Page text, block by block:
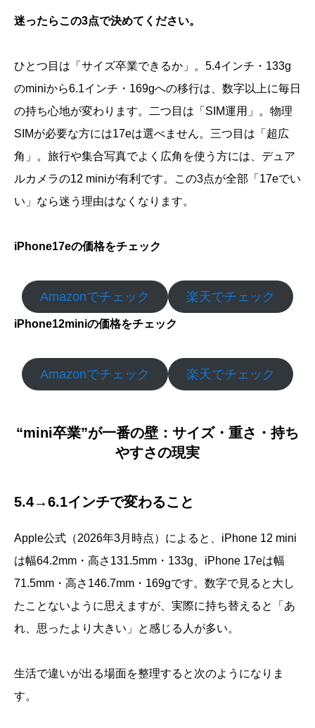
迷ったらこの3点で決めてください。
ひとつ目は「サイズ卒業できるか」。5.4インチ・133g
のminiから6.1インチ・169gへの移行は、数字以上に毎日
の持ち心地が変わります。二つ目は「SIM運用」。物理
SIMが必要な方には17eは選べません。三つ目は「超広
角」。旅行や集合写真でよく広角を使う方には、デュア
ルカメラの12 miniが有利です。この3点が全部「17eでい
い」なら迷う理由はなくなります。
iPhone17eの価格をチェック
Amazonでチェック 楽天でチェック
iPhone12miniの価格をチェック
Amazonでチェック 楽天でチェック
“mini卒業”が一番の壁：サイズ・重さ・持ち
やすさの現実
5.4→6.1インチで変わること
Apple公式（2026年3月時点）によると、iPhone 12 mini
は幅64.2mm・高さ131.5mm・133g、iPhone 17eは幅
71.5mm・高さ146.7mm・169gです。数字で見ると大し
たことないように思えますが、実際に持ち替えると「あ
れ、思ったより大きい」と感じる人が多い。
生活で違いが出る場面を整理すると次のようになりま
す。